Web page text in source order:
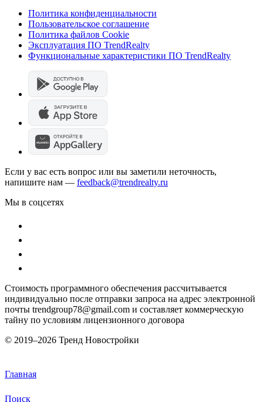
Политика конфиденциальности
Пользовательское соглашение
Политика файлов Cookie
Эксплуатация ПО TrendRealty
Функциональные характеристики ПО TrendRealty
Если у вас есть вопрос или вы заметили неточность,
напишите нам — feedback@trendrealty.ru
Мы в соцсетях
Стоимость программного обеспечения рассчитывается
индивидуально после отправки запроса на адрес электронной
почты trendgroup78@gmail.com и составляет коммерческую
тайну по условиям лицензионного договора
© 2019–2026 Тренд Новостройки
Главная
Поиск